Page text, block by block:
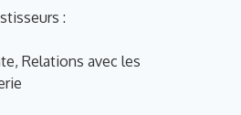
:
Relations avec les